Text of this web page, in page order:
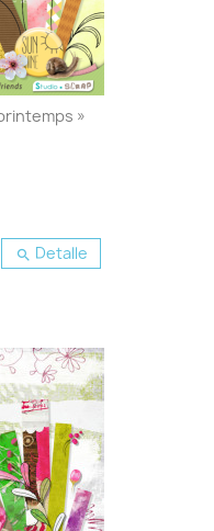
»
 Detalle